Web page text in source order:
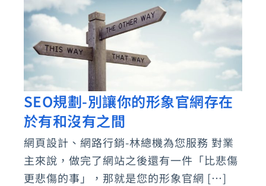
SEO規劃-別讓你的形象官網存在
於有和沒有之間
網頁設計、網路行銷-林總機為您服務 對業
主來說，做完了網站之後還有一件「比悲傷
更悲傷的事」，那就是您的形象官網 […]
SEO
規
劃-
別
讓